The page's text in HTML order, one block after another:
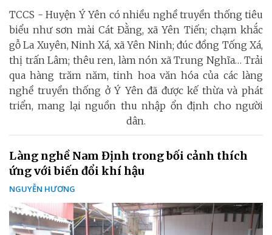
TCCS - Huyện Ý Yên có nhiều nghề truyền thống tiêu
biểu như sơn mài Cát Đằng, xã Yên Tiến; chạm khắc
gỗ La Xuyên, Ninh Xá, xã Yên Ninh; đúc đồng Tống Xá,
thị trấn Lâm; thêu ren, làm nón xã Trung Nghĩa… Trải
qua hàng trăm năm, tinh hoa văn hóa của các làng
nghề truyền thống ở Ý Yên đã được kế thừa và phát
triển, mang lại nguồn thu nhập ổn định cho người
dân.
Làng nghề Nam Định trong bối cảnh thích
ứng với biến đổi khí hậu
NGUYỄN HƯƠNG